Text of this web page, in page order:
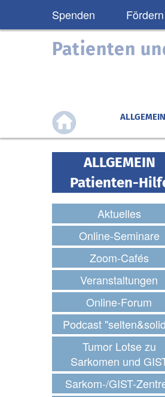
Spenden Fördern
Patienten
ALLGEMEIN
ALLGEMEIN
Patienten-
Aktuelles
Online-Seminare
Zoom-Cafés
Veranstaltungen
Online-Forum
Podcast
Tumor Lotse zu
Sarkomen und
Sarkom-/GIST-